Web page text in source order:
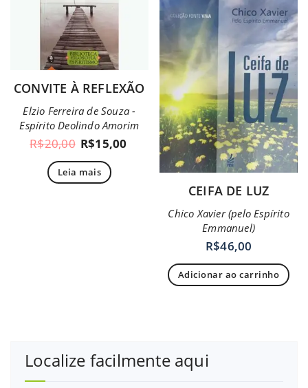
CONVITE À REFLEXÃO
Elzio Ferreira de Souza -
Espírito Deolindo Amorim
R$20,00 R$15,00
Leia mais
CEIFA DE LUZ
Chico Xavier (pelo Espírito
Emmanuel)
R$46,00
Adicionar ao carrinho
Localize facilmente aqui